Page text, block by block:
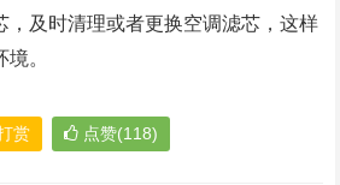
，及时清理或者更换空调滤芯，这样
。
赏 点赞(118)